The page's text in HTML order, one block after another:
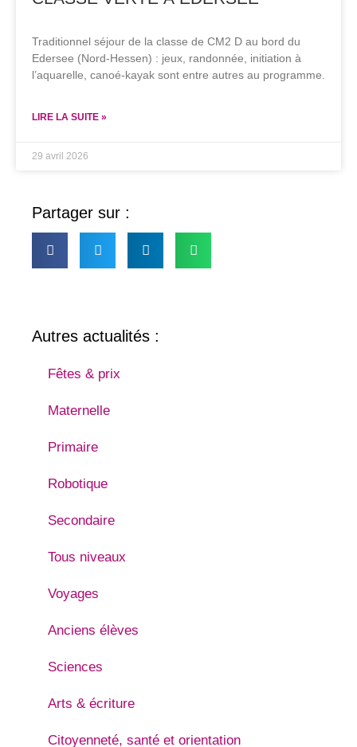
Traditionnel séjour de la classe de CM2 D au bord du
Edersee (Nord-Hessen) : jeux, randonnée, initiation à
l’aquarelle, canoé-kayak sont entre autres au programme.
LIRE LA SUITE »
29 avril 2026
Partager sur :
Autres actualités :
Fêtes & prix
Maternelle
Primaire
Robotique
Secondaire
Tous niveaux
Voyages
Anciens élèves
Sciences
Arts & écriture
Citoyenneté, santé et orientation